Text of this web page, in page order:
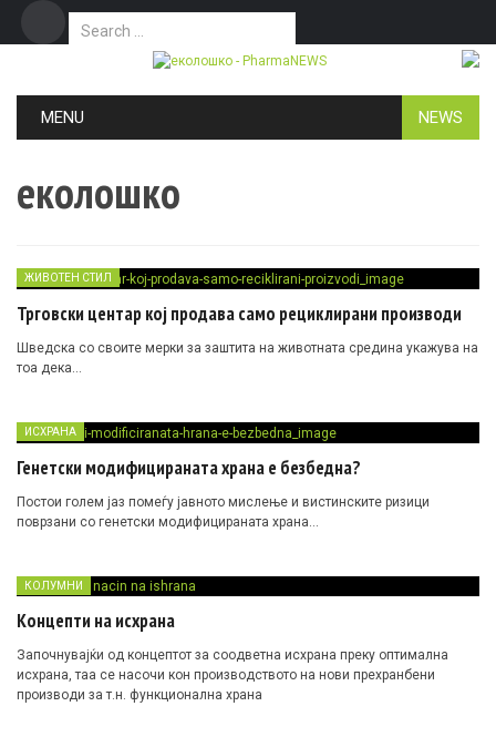
Search for:
MENU NEWS
еколошко
ЖИВОТЕН СТИЛ
Трговски центар кој продава само рециклирани производи
Шведска со своите мерки за заштита на животната средина укажува на
тоа дека…
ИСХРАНА
Генетски модифицираната храна е безбедна?
Постои голем јаз помеѓу јавното мислење и вистинските ризици
поврзани со генетски модифицираната храна…
КОЛУМНИ
Концепти на исхрана
Започнувајќи од концептот за соодветна исхрана преку оптимална
исхрана, таа се насочи кон производството на нови прехранбени
производи за т.н. функционална храна